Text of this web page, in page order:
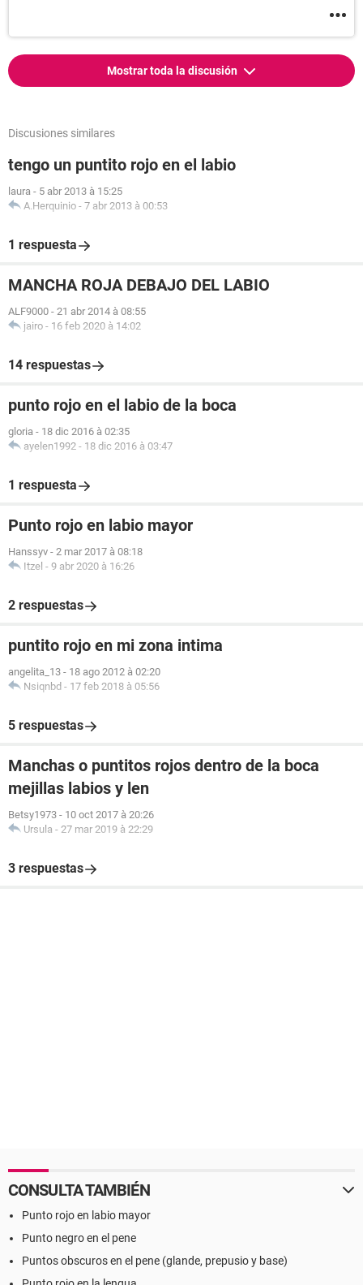
Mostrar toda la discusión
Discusiones similares
tengo un puntito rojo en el labio
laura - 5 abr 2013 à 15:25
A.Herquinio - 7 abr 2013 à 00:53
1 respuesta
MANCHA ROJA DEBAJO DEL LABIO
ALF9000 - 21 abr 2014 à 08:55
jairo - 16 feb 2020 à 14:02
14 respuestas
punto rojo en el labio de la boca
gloria - 18 dic 2016 à 02:35
ayelen1992 - 18 dic 2016 à 03:47
1 respuesta
Punto rojo en labio mayor
Hanssyv - 2 mar 2017 à 08:18
Itzel - 9 abr 2020 à 16:26
2 respuestas
puntito rojo en mi zona intima
angelita_13 - 18 ago 2012 à 02:20
Nsiqnbd - 17 feb 2018 à 05:56
5 respuestas
Manchas o puntitos rojos dentro de la boca
mejillas labios y len
Betsy1973 - 10 oct 2017 à 20:26
Ursula - 27 mar 2019 à 22:29
3 respuestas
CONSULTA TAMBIÉN
Punto rojo en labio mayor
Punto negro en el pene
Puntos obscuros en el pene (glande, prepusio y base)